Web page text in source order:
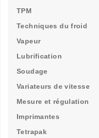
TPM
Techniques du froid
Vapeur
Lubrification
Soudage
Variateurs de vitesse
Mesure et régulation
Imprimantes
Tetrapak